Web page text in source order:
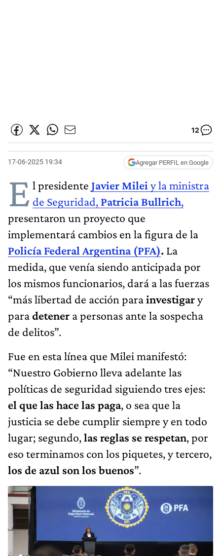
12
17-06-2025 19:34 Agregar PERFIL en Google
E l presidente Javier Milei y la ministra
de Seguridad, Patricia Bullrich,
presentaron un proyecto que
implementará cambios en la figura de la
Policía Federal Argentina (PFA). La
medida, que venía siendo anticipada por
los mismos funcionarios, dará a las fuerzas
“más libertad de acción parainvestigary
paradetener a personas ante la sospecha
de delitos”.
Fue en esta línea que Milei manifestó:
“Nuestro Gobierno lleva adelante las
políticas de seguridad siguiendo tres ejes:
el que las hace las paga, o sea que la
justicia se debe cumplir siempre y en todo
lugar; segundo,las reglas se respetan, por
eso terminamos con los piquetes, y tercero,
los de azul son los buenos”.